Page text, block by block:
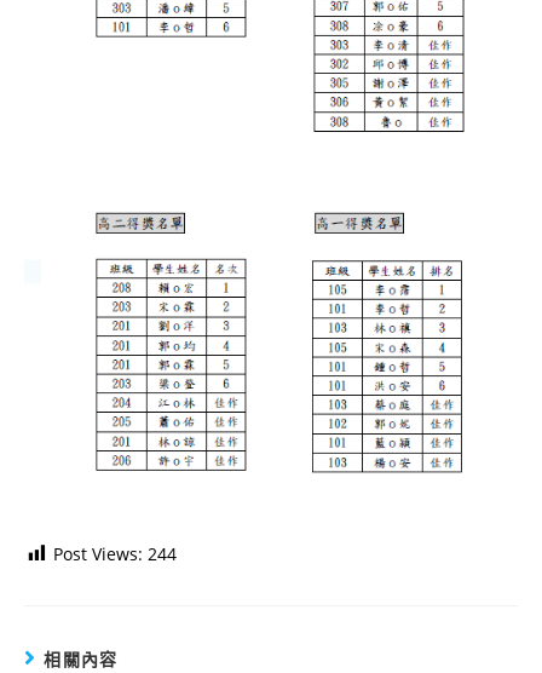
Post Views: 244
相關內容